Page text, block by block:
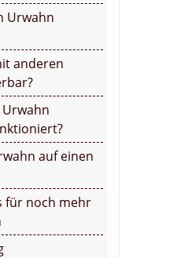
Urwahn
anderen
auf einen
für noch mehr